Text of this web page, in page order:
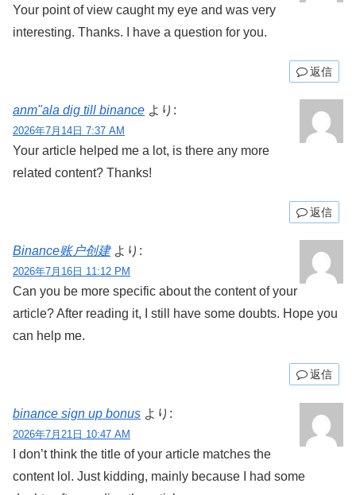
Your point of view caught my eye and was very
interesting. Thanks. I have a question for you.
返信
anm"ala dig till binance より:
2026年7月14日 7:37 AM
Your article helped me a lot, is there any more
related content? Thanks!
返信
Binance账户创建 より:
2026年7月16日 11:12 PM
Can you be more specific about the content of your
article? After reading it, I still have some doubts. Hope you
can help me.
返信
binance sign up bonus より:
2026年7月21日 10:47 AM
I don’t think the title of your article matches the
content lol. Just kidding, mainly because I had some